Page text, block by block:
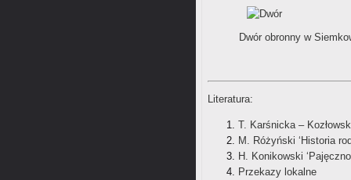
Dwór obronny w
Literatura:
T. Karśnicka –
M. Różyński ‘Historia
H. Konikowski
Przekazy lokalne